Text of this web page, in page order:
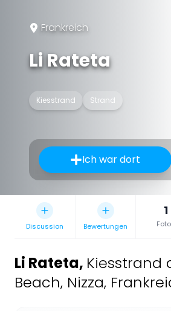
Frankreich
Li Rateta
Kiesstrand Strand
Ich war dort
Discussion Bewertungen
1
Li Rateta, Kiesstrand
Beach, Nizza,